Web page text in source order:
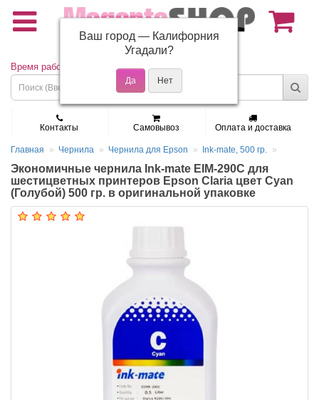
(495) 150-01-37
Время работы: Пн - Пт 9:30 - 19:00
Контакты Самовывоз Оплата и доставка
Главная Чернила Чернила для Epson Ink-mate, 500 гр.
Экономичные чернила Ink-mate EIM-290C для
шестицветных принтеров Epson Claria цвет Cyan
(Голубой) 500 гр. в оригинальной упаковке
Ваш город — Калифорния
Угадали?